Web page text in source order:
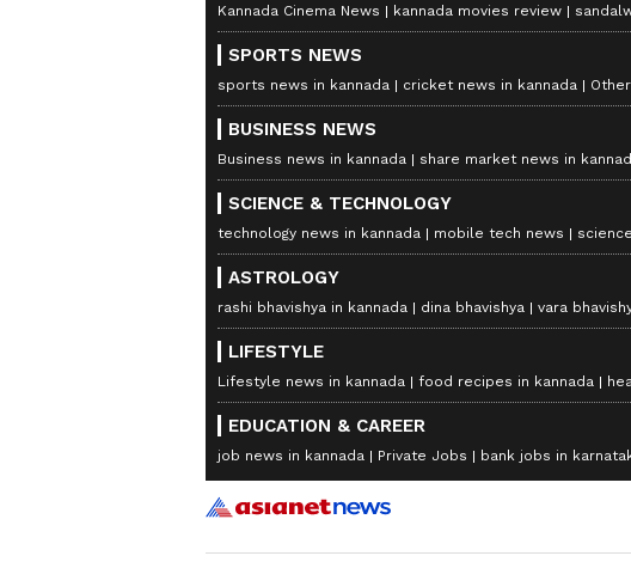
Kannada Cinema News kannada movies review
SPORTS NEWS
sports news in kannada cricket news in kannada
BUSINESS NEWS
Business news in kannada share market news in
SCIENCE & TECHNOLOGY
technology news in kannada mobile tech news
ASTROLOGY
rashi bhavishya in kannada dina bhavishya vara
LIFESTYLE
Lifestyle news in kannada food recipes in kannada
EDUCATION & CAREER
job news in kannada Private Jobs bank jobs in